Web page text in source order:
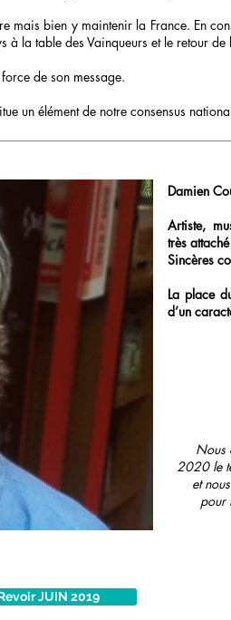
mais bien y maintenir la France. En
la table des Vainqueurs et le retour de
de son message.
un élément de notre consensus
Damien
Artiste,
très
Sincères
La place
d’un
Nous
2020 le
et
pour
JUIN 2019